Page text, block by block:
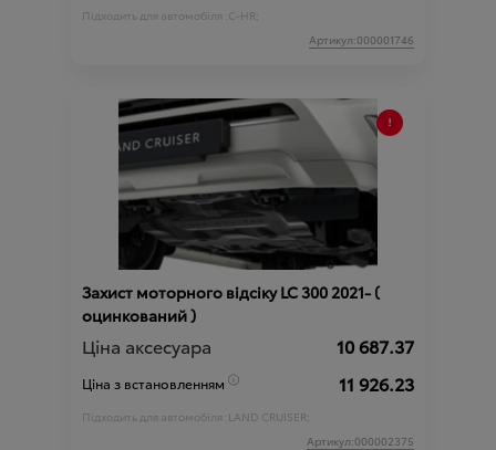
Підходить для автомобіля :C-HR;
Артикул:000001746
Захист моторного відсіку LC 300 2021- (
оцинкований )
Ціна аксесуара 10 687.37
Ціна з встановленням 11 926.23
Підходить для автомобіля :LAND CRUISER;
Артикул:000002375